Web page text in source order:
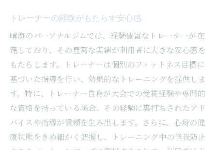
トレーナーの経験がもたらす安心感
晴海のパーソナルジムでは、経験豊富なトレーナーが在
籍しており、その豊富な実績が利用者に大きな安心感を
もたらします。トレーナーは個別のフィットネス目標に
基づいた指導を行い、効果的なトレーニングを提供しま
す。特に、トレーナー自身が大会での受賞経験や専門的
な資格を持っている場合、その経験に裏打ちされたアド
バイスや指導が信頼を生み出します。さらに、心身の健
康状態をきめ細かく把握し、トレーニング中の怪我防止